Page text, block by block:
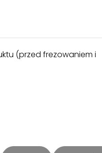
(przed frezowaniem i